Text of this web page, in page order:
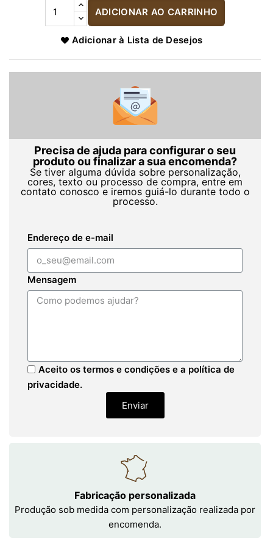
ADICIONAR AO CARRINHO
Adicionar à Lista de Desejos
Precisa de ajuda para configurar o seu
produto ou finalizar a sua encomenda?
Se tiver alguma dúvida sobre personalização,
cores, texto ou processo de compra, entre em
contato conosco e iremos guiá-lo durante todo o
processo.
Endereço de e-mail
Mensagem
Aceito os termos e condições e a política de
privacidade.
Enviar
Fabricação personalizada
Produção sob medida com personalização realizada por
encomenda.